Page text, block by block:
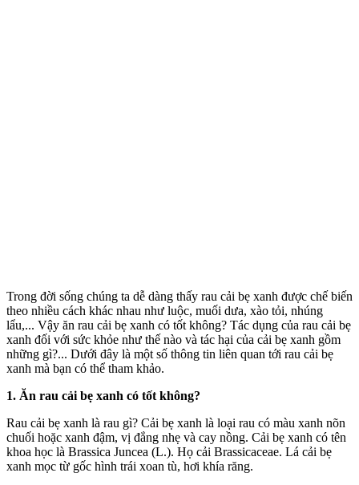
Trong đời sống chúng ta dễ dàng thấy rau cải bẹ xanh được chế biến
theo nhiều cách khác nhau như luộc, muối dưa, xào tỏi, nhúng
lẩu,... Vậy ăn rau cải bẹ xanh có tốt không? Tác dụng của rau cải bẹ
xanh đối với sức khỏe như thế nào và tác hại của cải bẹ xanh gồm
những gì?... Dưới đây là một số thông tin liên quan tới rau cải bẹ
xanh mà bạn có thể tham khảo.
1. Ăn rau cải bẹ xanh có tốt không?
Rau cải bẹ xanh là rau gì? Cải bẹ xanh là loại rau có màu xanh nõn
chuối hoặc xanh đậm, vị đắng nhẹ và cay nồng. Cải bẹ xanh có tên
khoa học là Brassica Juncea (L.). Họ cải Brassicaceae. Lá cải bẹ
xanh mọc từ gốc hình trái xoan tù, hơi khía răng.